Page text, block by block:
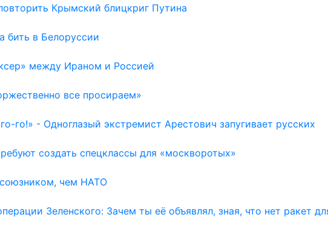
Крымский блицкриг Путина
бить в Белоруссии
между Ираном и Россией
все просираем»
го!» - Одноглазый экстремист Арестович запугивает русских
создать спецклассы для «москворотых»
чем НАТО
Зеленского: Зачем ты её объявлял, зная, что нет ракет